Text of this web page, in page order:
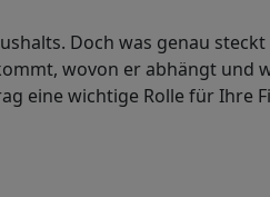
Doch was genau
wovon er abhängt
eine wichtige Rolle für